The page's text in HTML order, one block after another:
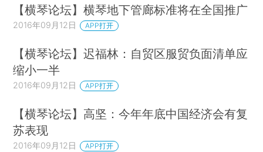
【横琴论坛】横琴地下管廊标准将在全国推广
2016年09月12日 APP打开
【横琴论坛】迟福林：自贸区服贸负面清单应
缩小一半
2016年09月12日 APP打开
【横琴论坛】高坚：今年年底中国经济会有复
苏表现
2016年09月12日 APP打开